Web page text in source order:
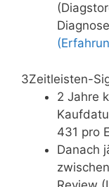
3Zeitleisten-
2 Jahre
431 pro
Danach